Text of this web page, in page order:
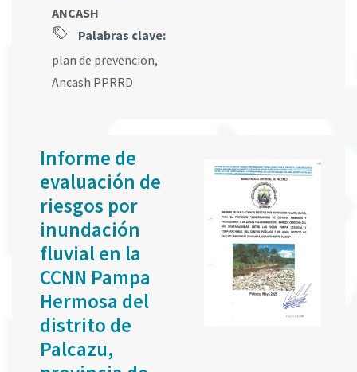
ANCASH
Palabras clave:
plan de prevencion,
Ancash PPRRD
Informe de
evaluación de
riesgos por
inundación
fluvial en la
CCNN Pampa
Hermosa del
distrito de
Palcazu,